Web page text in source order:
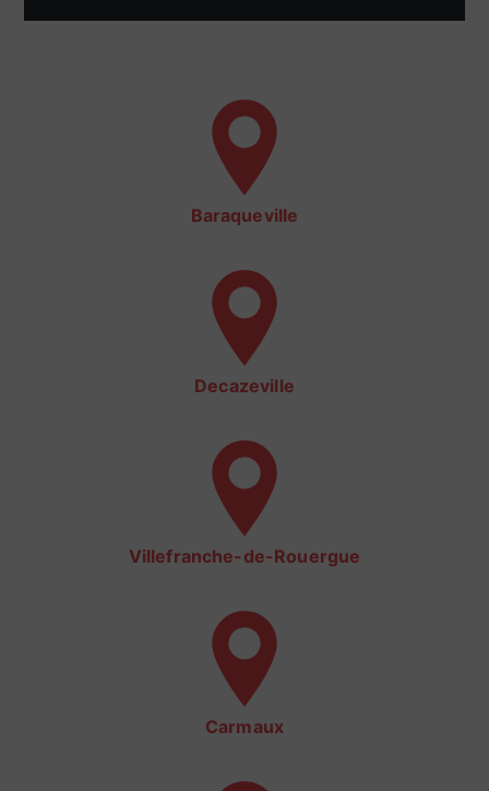
Baraqueville
Decazeville
Villefranche-de-Rouergue
Carmaux